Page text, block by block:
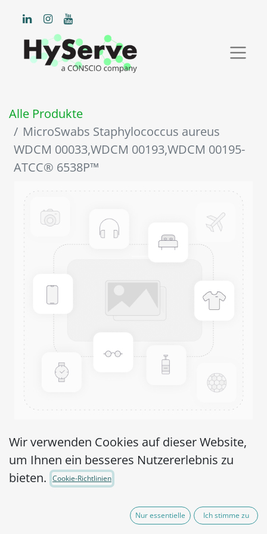
Alle Produkte
MicroSwabs Staphylococcus aureus
WDCM 00033,WDCM 00193,WDCM 00195-
ATCC® 6538P™
MicroSwabs
Staphylococcus aureus
WDCM 00033,WDCM
00193,WDCM 00195-
Wir verwenden Cookies auf dieser Website,
um Ihnen ein besseres Nutzererlebnis zu
bieten.
Cookie-Richtlinien
Nur essentielle Ich stimme zu